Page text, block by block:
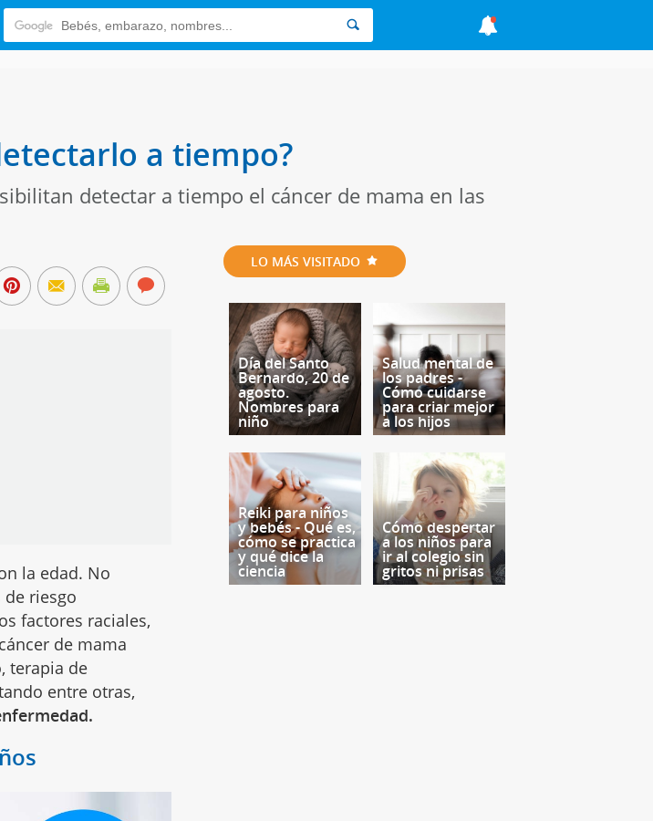
a tiempo?
detectar a tiempo el cáncer de mama en las
la edad. No
riesgo
factores raciales,
de mama
terapia de
entre otras,
LO MÁS VISITADO
Día del Santo
Bernardo, 20 de
agosto.
Nombres para
niño
Salud mental de
los padres -
Cómo cuidarse
para criar mejor
a los hijos
Reiki para niños
y bebés - Qué es,
cómo se practica
y qué dice la
ciencia
Cómo despertar
a los niños para
ir al colegio sin
gritos ni prisas